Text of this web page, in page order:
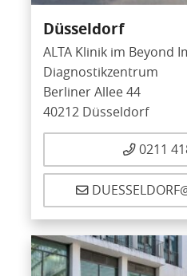
Düsseldorf
ALTA Klinik im Beyond
Diagnostikzentrum
Berliner Allee 44
40212 Düsseldorf
0211